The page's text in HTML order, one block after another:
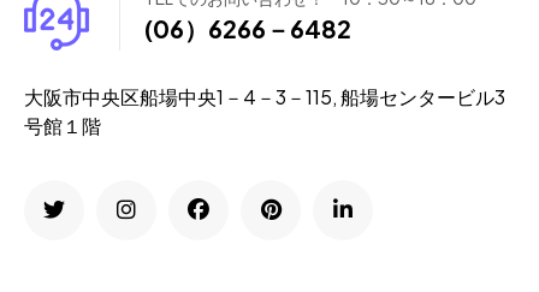
(06）6266－6482
大阪市中央区船場中央1－4－3－115, 船場センタービル3
号館１階